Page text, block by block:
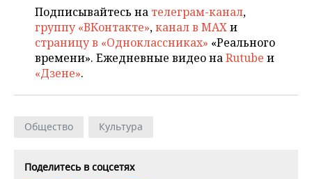
КИБЕРСПОРТ
ФИГУРНОЕ КАТАНИЕ
ХОККЕЙ С МЯЧОМ
КУЛЬТУРА
МЕДИЦИНА
ПРОИСШЕСТВИЯ
СПИСОК КОМПАНИЙ
Подписывайтесь на телеграм-канал,
группу «ВКонтакте»,канал в MAXи
страницу в «Одноклассниках» «Реального
времени». Ежедневные видео наRutube и
«Дзене».
Общество Культура
Поделитесь в соцсетях